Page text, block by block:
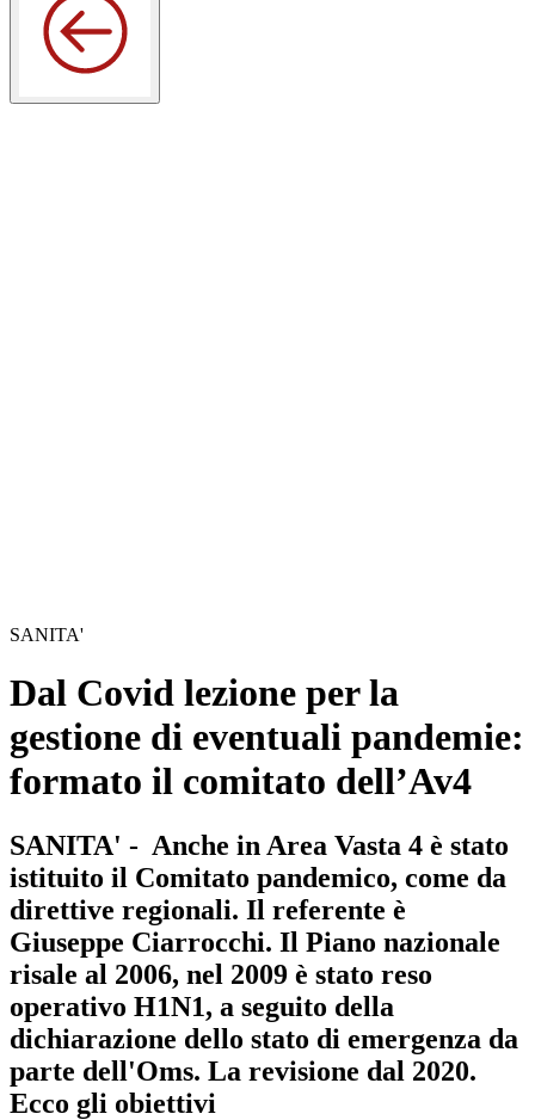
SANITA'
Dal Covid lezione per la
gestione di eventuali pandemie:
formato il comitato dell’Av4
SANITA' - Anche in Area Vasta 4 è stato
istituito il Comitato pandemico, come da
direttive regionali. Il referente è
Giuseppe Ciarrocchi. Il Piano nazionale
risale al 2006, nel 2009 è stato reso
operativo H1N1, a seguito della
dichiarazione dello stato di emergenza da
parte dell'Oms. La revisione dal 2020.
Ecco gli obiettivi